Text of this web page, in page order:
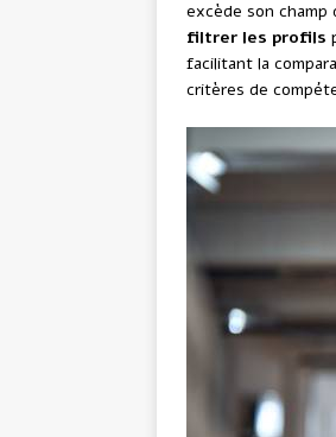
excède son
filtrer les profils
facilitant la
critères de